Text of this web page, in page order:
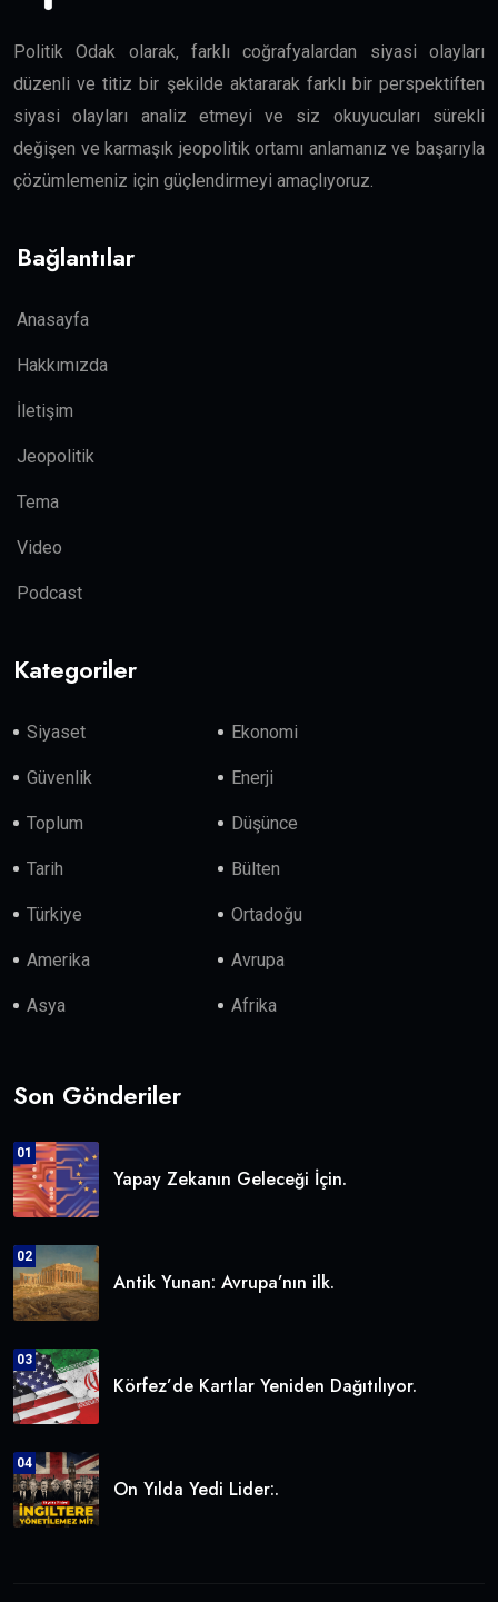
Politik Odak olarak, farklı coğrafyalardan siyasi olayları
düzenli ve titiz bir şekilde aktararak farklı bir perspektiften
siyasi olayları analiz etmeyi ve siz okuyucuları sürekli
değişen ve karmaşık jeopolitik ortamı anlamanız ve başarıyla
çözümlemeniz için güçlendirmeyi amaçlıyoruz.
Bağlantılar
Anasayfa
Hakkımızda
İletişim
Jeopolitik
Tema
Video
Podcast
Kategoriler
Siyaset Ekonomi
Güvenlik Enerji
Toplum Düşünce
Tarih Bülten
Türkiye Ortadoğu
Amerika Avrupa
Asya Afrika
Son Gönderiler
01
Yapay Zekanın Geleceği İçin.
02
Antik Yunan: Avrupa’nın ilk.
03
Körfez’de Kartlar Yeniden Dağıtılıyor.
04
On Yılda Yedi Lider:.